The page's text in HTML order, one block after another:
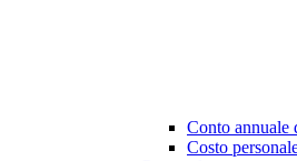
Conto annuale
Costo